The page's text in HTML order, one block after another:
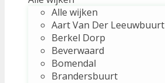
Alle wijken
Aart Van Der Leeuwbuurt
Berkel Dorp
Beverwaard
Bomendal
Brandersbuurt